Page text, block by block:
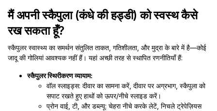
मैं अपनी स्कैपुला (कंधे की हड्डी) को स्वस्थ कैसे
रख सकता हूँ?
स्कैपुलर स्वास्थ्य का समर्थन संतुलित ताकत, गतिशीलता, और मुद्रा के बारे में है—कोई
जादू की गोलियां आवश्यक नहीं हैं। यहां अच्छी तरह से स्थापित रणनीतियाँ हैं:
स्कैपुलर स्थिरीकरण व्यायाम:
वॉल स्लाइड्स: दीवार का सामना करें, दीवार पर अग्रभाग, स्कैपुला को
सपाट रखते हुए हाथों को ऊपर/नीचे स्लाइड करें।
प्रोन वाई, टी, और डब्ल्यू: चेहरा नीचे करके लेटें, निचले ट्रेपेज़ियस